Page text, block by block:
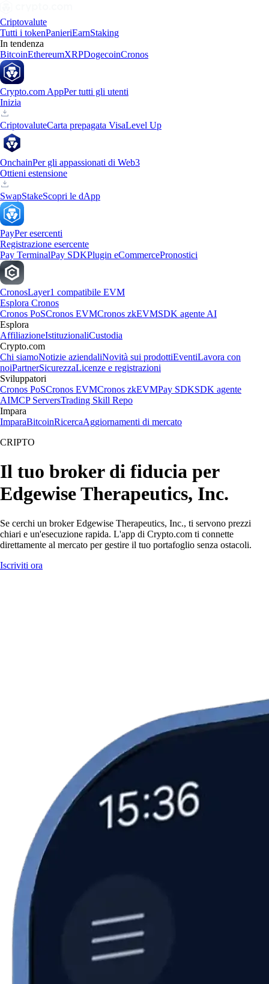
Criptovalute
Tutti i tokenPanieriEarnStaking
In tendenza
BitcoinEthereumXRPDogecoinCronos
Crypto.com AppPer tutti gli utenti
Inizia
CriptovaluteCarta prepagata VisaLevel Up
OnchainPer gli appassionati di Web3
Ottieni estensione
SwapStakeScopri le dApp
PayPer esercenti
Registrazione esercente
Pay TerminalPay SDKPlugin eCommercePronostici
CronosLayer1 compatibile EVM
Esplora Cronos
Cronos PoSCronos EVMCronos zkEVMSDK agente AI
Esplora
AffiliazioneIstituzionaliCustodia
Crypto.com
Chi siamoNotizie aziendaliNovità sui prodottiEventiLavora con
noiPartnerSicurezzaLicenze e registrazioni
Sviluppatori
Cronos PoSCronos EVMCronos zkEVMPay SDKSDK agente
AIMCP ServersTrading Skill Repo
Impara
ImparaBitcoinRicercaAggiornamenti di mercato
CRIPTO
Il tuo broker di fiducia per
Edgewise Therapeutics, Inc.
Se cerchi un broker Edgewise Therapeutics, Inc., ti servono prezzi
chiari e un'esecuzione rapida. L'app di Crypto.com ti connette
direttamente al mercato per gestire il tuo portafoglio senza ostacoli.
Iscriviti ora